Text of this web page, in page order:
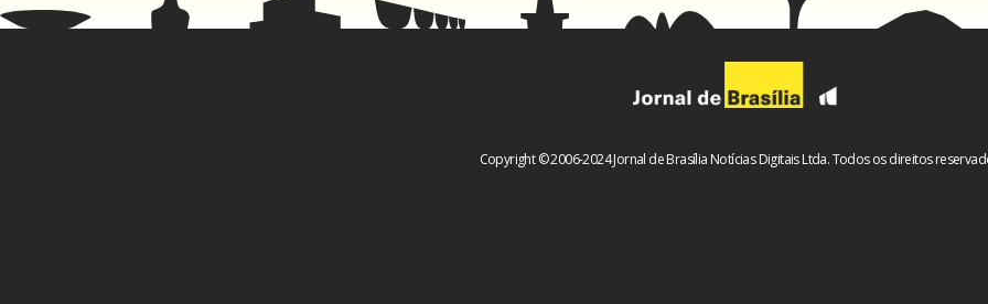
Copyright © 2006-2024 Jornal de Brasília Notícias Digitais Ltda. Todos os direitos